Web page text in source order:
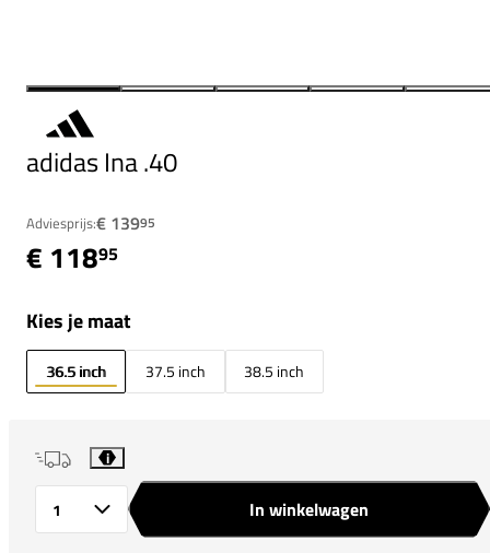
adidas Ina .40
Adviesprijs:€ 13995
€ 11895
Kies je maat
36.5 inch 37.5 inch 38.5 inch
i
In winkelwagen